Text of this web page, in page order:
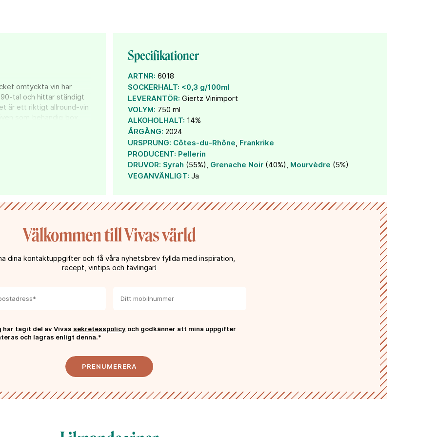
omtyckta vin har
tal och hittar ständigt
är ett riktigt allround-vin
är idag en del av
ligger i ett noga
Côtes du Rhône
Specifikationer
ARTNR: 6018
SOCKERHALT: <0,3 g/100ml
LEVERANTÖR: Giertz Vinimport
VOLYM: 750 ml
ALKOHOLHALT: 14%
ÅRGÅNG: 2024
URSPRUNG: Côtes-du-Rhône Frankrike
PRODUCENT: Pellerin
DRUVOR: Syrah (55%), Grenache Noir(40%), Mourvèdre (5%)
VEGANVÄNLIGT: Ja
Välkommen till Vivas värld
dina kontaktuppgifter och få våra nyhetsbrev fyllda med inspiration,
recept, vintips och tävlingar!
har tagit del av Vivas sekretesspolicy och godkänner att mina uppgifter
och lagras enligt denna.*
PRENUMERERA